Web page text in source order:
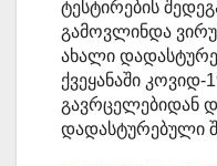
ტესტირების
გამოვლინდა
ახალი
ქვეყანაში კოვიდ-
გავრცელებიდან
დადასტურებული